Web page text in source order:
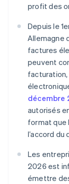
profit des
Depuis le
Allemagne
factures
peuvent
décembre
autorisés
format que
l’accord du
Les
2026 est
émettre